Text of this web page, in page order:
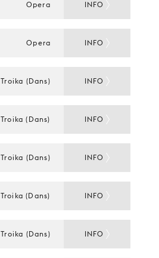
Opera INFO
Opera INFO
Troika (Dans) INFO
Troika (Dans) INFO
Troika (Dans) INFO
Troika (Dans) INFO
Troika (Dans) INFO